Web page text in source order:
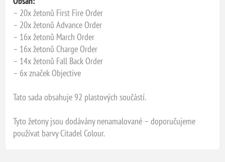
– 20x žetonů First Fire Order
– 20x žetonů Advance Order
– 16x žetonů March Order
– 16x žetonů Charge Order
– 14x žetonů Fall Back Order
– 6x značek Objective
Tato sada obsahuje 92 plastových součástí.
Tyto žetony jsou dodávány nenamalované – doporučujeme
používat barvy Citadel Colour.